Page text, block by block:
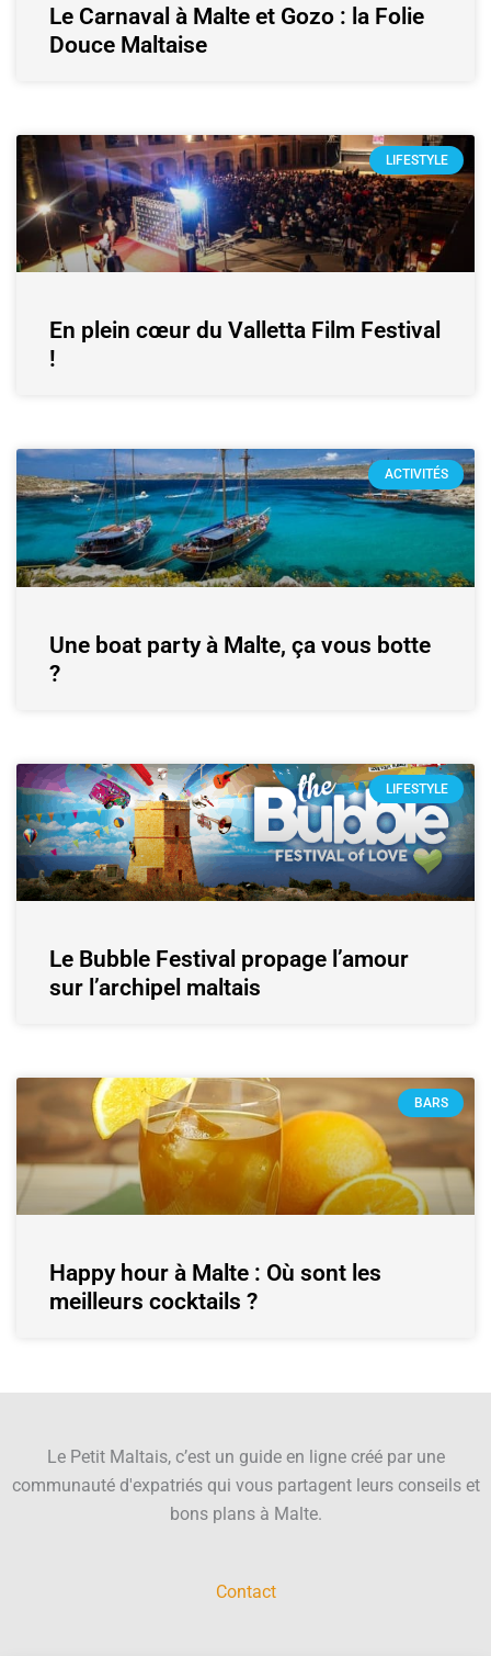
Le Carnaval à Malte et Gozo : la Folie
Douce Maltaise
LIFESTYLE
En plein cœur du Valletta Film Festival
!
ACTIVITÉS
Une boat party à Malte, ça vous botte
?
LIFESTYLE
Le Bubble Festival propage l’amour
sur l’archipel maltais
BARS
Happy hour à Malte : Où sont les
meilleurs cocktails ?
Le Petit Maltais, c’est un guide en ligne créé par une
communauté d'expatriés qui vous partagent leurs conseils et
bons plans à Malte.
Contact